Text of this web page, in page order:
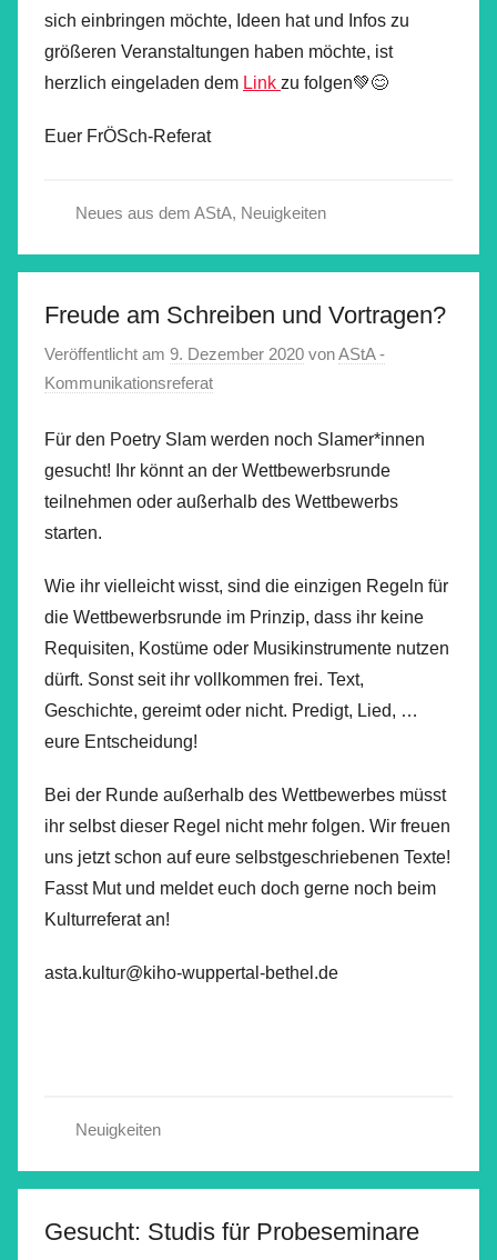
sich einbringen möchte, Ideen hat und Infos zu
größeren Veranstaltungen haben möchte, ist
herzlich eingeladen dem Link zu folgen💚😊
Euer FrÖSch-Referat
Neues aus dem AStA, Neuigkeiten
Freude am Schreiben und Vortragen?
Veröffentlicht am 9. Dezember 2020 vonAStA -
Kommunikationsreferat
Für den Poetry Slam werden noch Slamer*innen
gesucht! Ihr könnt an der Wettbewerbsrunde
teilnehmen oder außerhalb des Wettbewerbs
starten.
Wie ihr vielleicht wisst, sind die einzigen Regeln für
die Wettbewerbsrunde im Prinzip, dass ihr keine
Requisiten, Kostüme oder Musikinstrumente nutzen
dürft. Sonst seit ihr vollkommen frei. Text,
Geschichte, gereimt oder nicht. Predigt, Lied, …
eure Entscheidung!
Bei der Runde außerhalb des Wettbewerbes müsst
ihr selbst dieser Regel nicht mehr folgen. Wir freuen
uns jetzt schon auf eure selbstgeschriebenen Texte!
Fasst Mut und meldet euch doch gerne noch beim
Kulturreferat an!
asta.kultur@kiho-wuppertal-bethel.de
Neuigkeiten
Gesucht: Studis für Probeseminare